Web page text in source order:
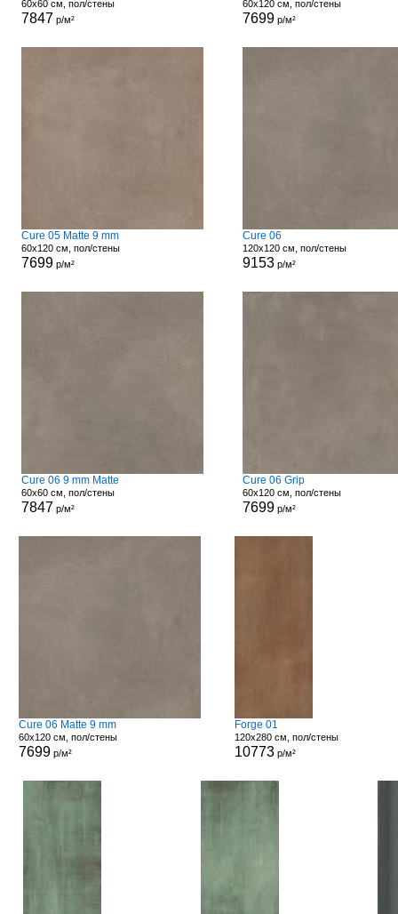
60x60 см, пол/стены
7847 р/м²
60x120 см, пол/стены
7699р/м²
Cure 05 Matte 9 mm
60x120 см, пол/стены
7699р/м²
Cure 06
120x120 см, пол/стены
9153р/м²
Cure 06 9 mm Matte
60x60 см, пол/стены
7847 р/м²
Cure 06 Grip
60x120 см, пол/стены
7699р/м²
Cure 06 Matte 9 mm
60x120 см, пол/стены
7699р/м²
Forge 01
120x280 см, пол/стены
10773 р/м²